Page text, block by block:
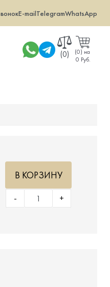
E-mailTelegramWhatsApp
(0) (0) на
0 Руб.
+
-
В КОРЗИНУ